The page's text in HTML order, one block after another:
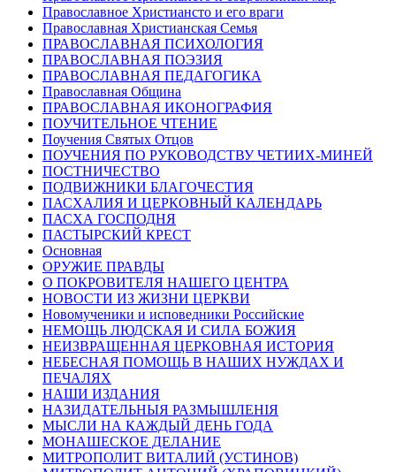
Православное Христиансто и его враги
Православная Христианская Семья
ПРАВОСЛАВНАЯ ПСИХОЛОГИЯ
ПРАВОСЛАВНАЯ ПОЭЗИЯ
ПРАВОСЛАВНАЯ ПЕДАГОГИКА
Православная Община
ПРАВОСЛАВНАЯ ИКОНОГРАФИЯ
ПОУЧИТЕЛЬНОЕ ЧТЕНИЕ
Поучения Святых Отцов
ПОУЧЕНИЯ ПО РУКОВОДСТВУ ЧЕТИИХ-МИНЕЙ
ПОСТНИЧЕСТВО
ПОДВИЖНИКИ БЛАГОЧЕСТИЯ
ПАСХАЛИЯ И ЦЕРКОВНЫЙ КАЛЕНДАРЬ
ПАСХА ГОСПОДНЯ
ПАСТЫРСКИЙ КРЕСТ
Основная
ОРУЖИЕ ПРАВДЫ
О ПОКРОВИТЕЛЯ НАШЕГО ЦЕНТРА
НОВОСТИ ИЗ ЖИЗНИ ЦЕРКВИ
Новомученики и исповедники Российские
НЕМОЩЬ ЛЮДСКАЯ И СИЛА БОЖИЯ
НЕИЗВРАЩЕННАЯ ЦЕРКОВНАЯ ИСТОРИЯ
НЕБЕСНАЯ ПОМОЩЬ В НАШИХ НУЖДАХ И
ПЕЧАЛЯХ
НАШИ ИЗДАНИЯ
НАЗИДАТЕЛЬНЫЯ РАЗМЫШЛЕНІЯ
МЫСЛИ НА КАЖДЫЙ ДЕНЬ ГОДА
МОНАШЕСКОЕ ДЕЛАНИЕ
МИТРОПОЛИТ ВИТАЛИЙ (УСТИНОВ)